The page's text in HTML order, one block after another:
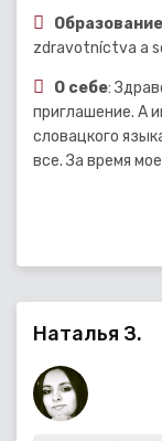
Образование
zdravotníctva a
О себе:
приглашение. А
словацкого
все. За время
Наталья З.